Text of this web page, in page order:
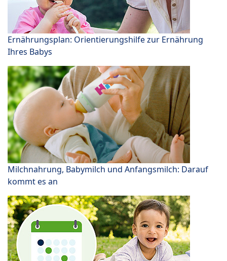
Ernährungsplan: Orientierungshilfe zur Ernährung
Ihres Babys
Milchnahrung, Babymilch und Anfangsmilch: Darauf
kommt es an